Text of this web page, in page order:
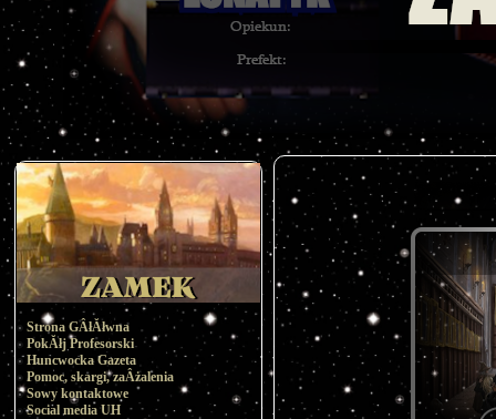
Strona GÂłĂłwna
PokĂłj Profesorski
Huncwocka Gazeta
Pomoc, skargi, zaÂżalenia
Sowy kontaktowe
Social media UH